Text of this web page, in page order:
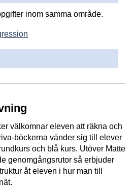
inom samma område.
välkomnar eleven att räkna och
böckerna vänder sig till elever
och blå kurs. Utöver Matte
genomgångsrutor så erbjuder
åt eleven i hur man till